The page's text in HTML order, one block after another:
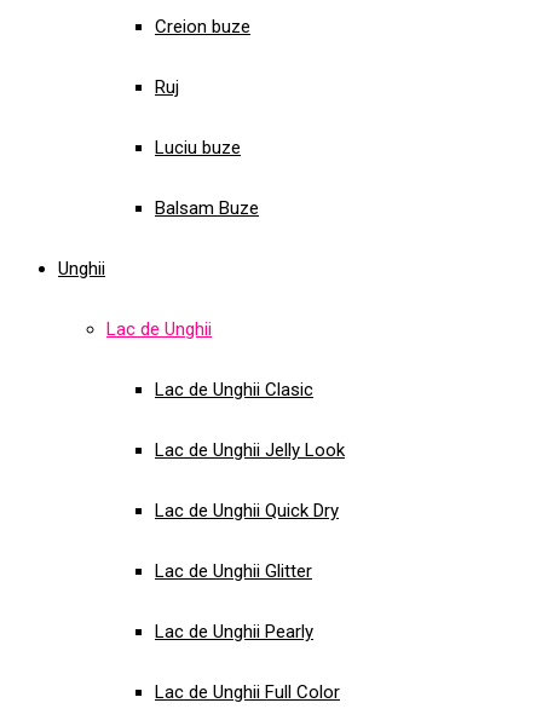
Creion buze
Ruj
Luciu buze
Balsam Buze
Unghii
Lac de Unghii
Lac de Unghii Clasic
Lac de Unghii Jelly Look
Lac de Unghii Quick Dry
Lac de Unghii Glitter
Lac de Unghii Pearly
Lac de Unghii Full Color